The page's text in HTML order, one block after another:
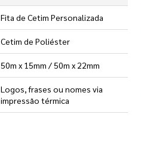
Fita de Cetim Personalizada
Cetim de Poliéster
50m x 15mm / 50m x 22mm
Logos, frases ou nomes via
impressão térmica